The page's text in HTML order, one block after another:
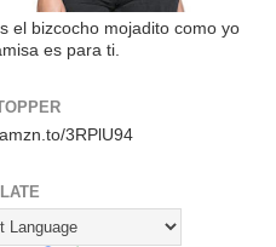
el bizcocho mojadito como yo
es para ti.
3RPlU94